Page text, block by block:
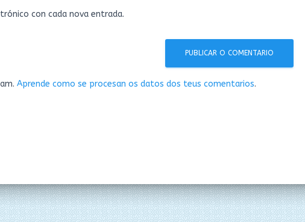
con cada nova entrada.
Aprende como se procesan os datos dos teus comentarios.